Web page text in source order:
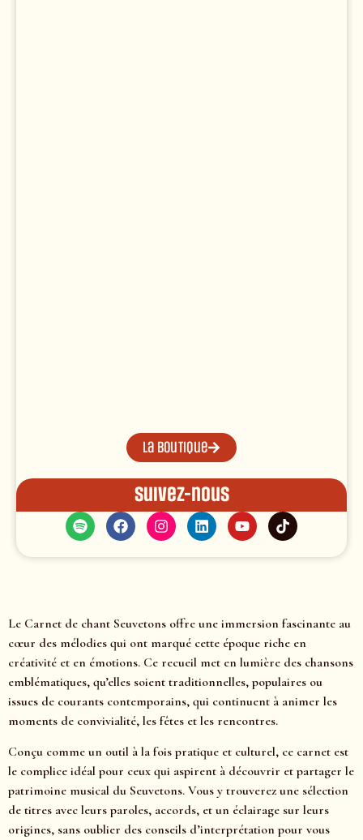
La boutique
Suivez-nous
Le Carnet de chant Seuvetons offre une immersion fascinante au
cœur des mélodies qui ont marqué cette époque riche en
créativité et en émotions. Ce recueil met en lumière des chansons
emblématiques, qu’elles soient traditionnelles, populaires ou
issues de courants contemporains, qui continuent à animer les
moments de convivialité, les fêtes et les rencontres.
Conçu comme un outil à la fois pratique et culturel, ce carnet est
le complice idéal pour ceux qui aspirent à découvrir et partager le
patrimoine musical du Seuvetons. Vous y trouverez une sélection
de titres avec leurs paroles, accords, et un éclairage sur leurs
origines, sans oublier des conseils d’interprétation pour vous